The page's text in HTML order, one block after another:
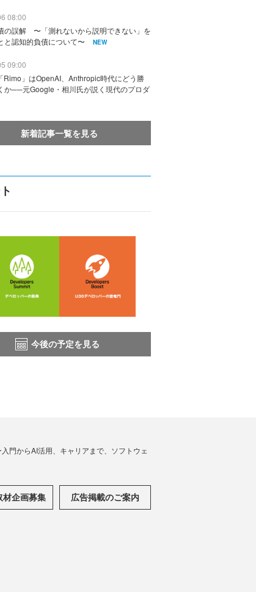
08:00
の誤解 〜「測れないから説明できない」を
と認知的負債について〜
NEW
09:00
Rimo」はOpenAI、Anthropic時代にどう勝
か──元Google・相川氏が説く現代のプロダ
新着記事一覧を見る
今後の予定を見る
門からAI活用、キャリアまで、ソフトウェ
材企画募集 広告掲載のご案内